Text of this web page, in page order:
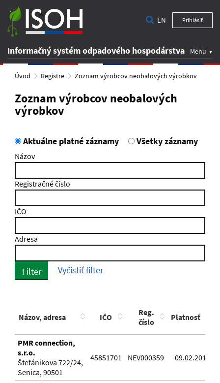
Informačný systém odpadového hospodárstva Menu
EN Prihlásiť
Úvod Registre Zoznam výrobcov neobalových výrobkov
Zoznam výrobcov neobalových
výrobkov
Aktuálne platné záznamy Všetky záznamy
Názov
Registračné číslo
IČO
Adresa
Filter Vyčistiť filter
Názov, adresa IČO
Reg.
číslo
Platnosť
PMR connection,
s.r.o.
Štefánikova 722/24,
Senica, 90501
45851701 NEV000359 09.02.2016